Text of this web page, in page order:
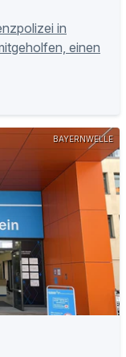
in
einen
BAYERNWELLE